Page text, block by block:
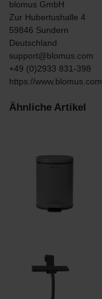
blomus GmbH
Zur Hubertushalle 4
59846 Sundern
Deutschland
support@blomus.com
+49 (0)2933 831-398
https://www.blomus.com
Ähnliche Artikel